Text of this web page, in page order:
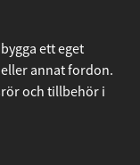
ett eget
annat fordon.
och tillbehör i